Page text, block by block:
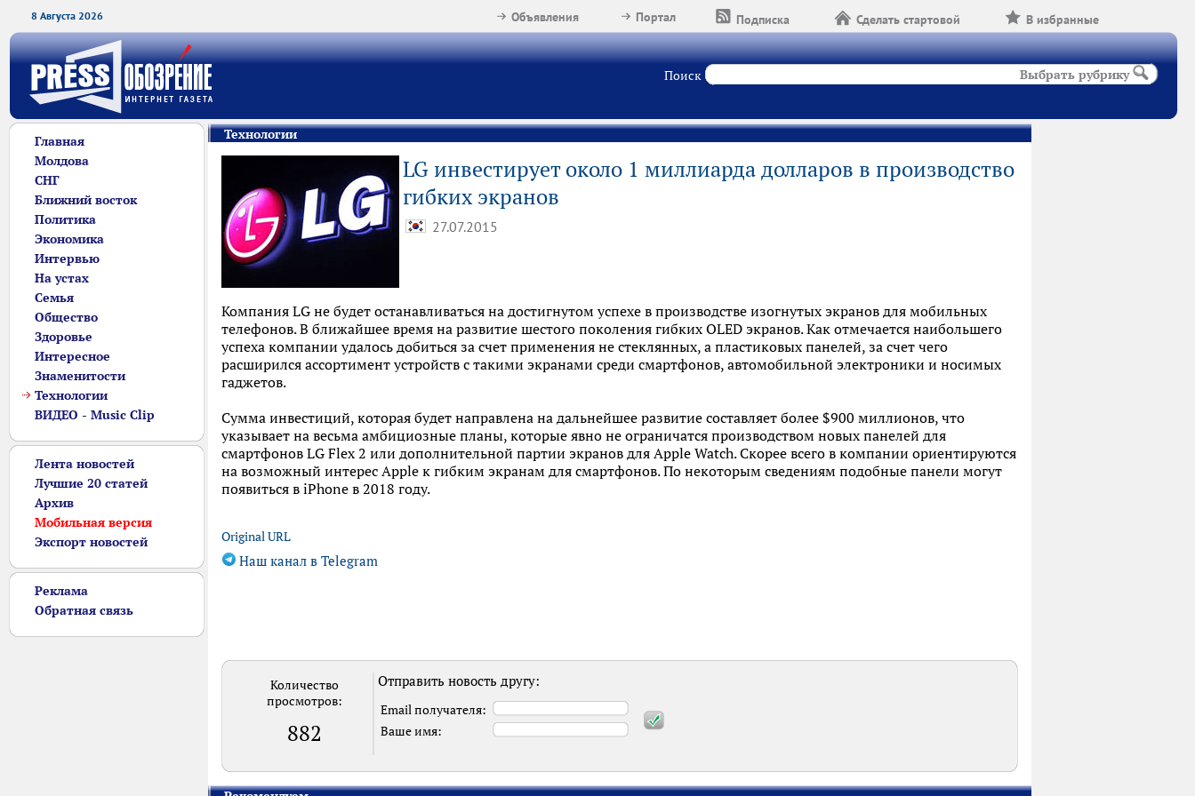
8 Августа 2026 В избранные
Сделать стартовой
Подписка
Портал
Объявления
Поиск Выбрать рубрику
Главная
Молдова
СНГ
Ближний восток
Политика
Экономика
Интервью
На устах
Семья
Общество
Здоровье
Интересное
Знаменитости
Технологии
ВИДЕО - Music Clip
Лента новостей
Лучшие 20 статей
Архив
Мобильная версия
Экспорт новостей
Реклама
Обратная связь
Технологии
LG инвестирует около 1 миллиарда долларов в производство
гибких экранов
27.07.2015
Компания LG не будет останавливаться на достигнутом успехе в производстве изогнутых экранов для мобильных
телефонов. В ближайшее время на развитие шестого поколения гибких OLED экранов. Как отмечается наибольшего
успеха компании удалось добиться за счет применения не стеклянных, а пластиковых панелей, за счет чего
расширился ассортимент устройств с такими экранами среди смартфонов, автомобильной электроники и носимых
гаджетов.
Сумма инвестиций, которая будет направлена на дальнейшее развитие составляет более $900 миллионов, что
указывает на весьма амбициозные планы, которые явно не ограничатся производством новых панелей для
смартфонов LG Flex 2 или дополнительной партии экранов для Apple Watch. Скорее всего в компании ориентируются
на возможный интерес Apple к гибким экранам для смартфонов. По некоторым сведениям подобные панели могут
появиться в iPhone в 2018 году.
Original URL
Наш канал в Telegram
Количество
просмотров:
882
Отправить новость другу:
Email получателя:
Ваше имя: